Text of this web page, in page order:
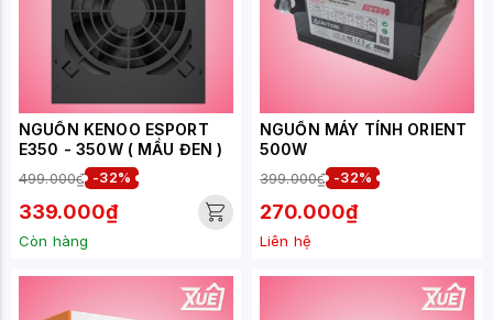
NGUỒN KENOO ESPORT
E350 - 350W ( MẦU ĐEN )
499.000₫ -32%
339.000₫
Còn hàng
NGUỒN MÁY TÍNH ORIENT
500W
399.000₫ -32%
270.000₫
Liên hệ